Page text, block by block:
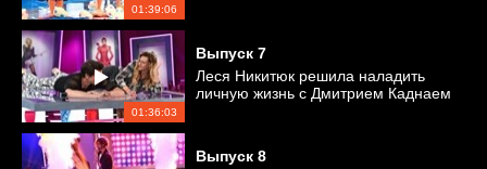
01:39:06
01:36:03
Выпуск 7
Леся Никитюк решила наладить
личную жизнь с Дмитрием Каднаем
Выпуск 8